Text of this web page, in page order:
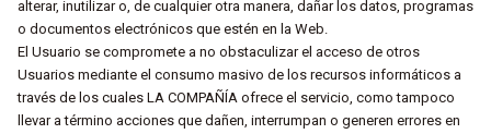
alterar, inutilizar o, de cualquier otra manera, dañar los datos, programas
o documentos electrónicos que estén en la Web.
El Usuario se compromete a no obstaculizar el acceso de otros
Usuarios mediante el consumo masivo de los recursos informáticos a
través de los cuales LA COMPAÑÍA ofrece el servicio, como tampoco
llevar a término acciones que dañen, interrumpan o generen errores en